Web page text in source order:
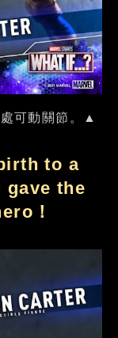
可動關節。▲
to a
gave the
！